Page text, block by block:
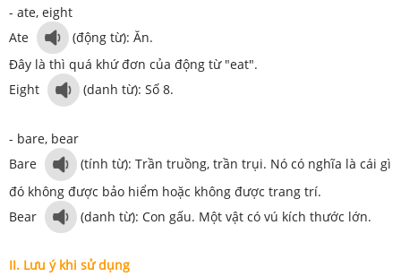
- ate, eight
Ate
(động từ): Ăn.
Đây là thì quá khứ đơn của động từ "eat".
Eight
(danh từ): Số 8.
- bare, bear
Bare
(tính từ): Trần truồng, trần trụi. Nó có nghĩa là cái gì
đó không được bảo hiểm hoặc không được trang trí.
Bear
(danh từ): Con gấu. Một vật có vú kích thước lớn.
II. Lưu ý khi sử dụng